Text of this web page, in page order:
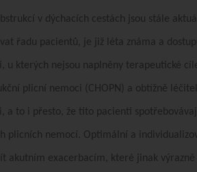
v dýchacích cestách jsou stále
řadu pacientů, je již léta známa a
u kterých nejsou naplněny terapeutické
plicní nemoci (CHOPN) a obtížně
a to i přesto, že tito pacienti
plicních nemocí. Optimální a
akutním exacerbacím, které jinak